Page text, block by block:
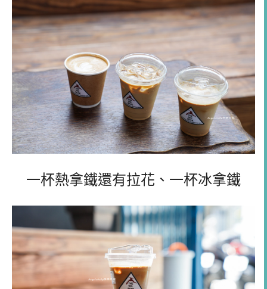
一杯熱拿鐵還有拉花、一杯冰拿鐵